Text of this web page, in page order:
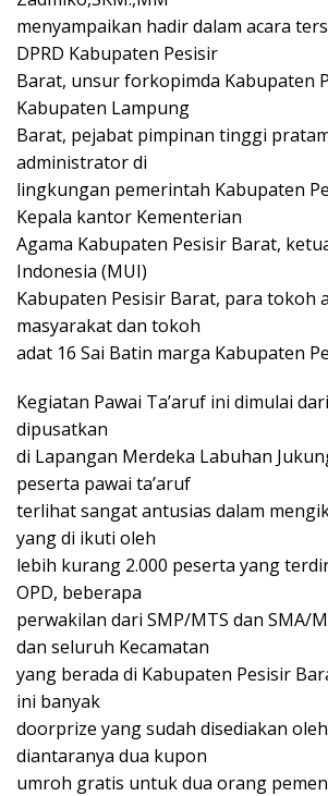
menyampaikan hadir dalam acara
DPRD Kabupaten Pesisir
Barat, unsur forkopimda Kabupaten
Kabupaten Lampung
Barat, pejabat pimpinan tinggi
administrator di
lingkungan pemerintah Kabupaten
Kepala kantor Kementerian
Agama Kabupaten Pesisir Barat,
Indonesia (MUI)
Kabupaten Pesisir Barat, para tokoh
masyarakat dan tokoh
adat 16 Sai Batin marga Kabupaten
Kegiatan Pawai Ta’aruf ini dimulai
dipusatkan
di Lapangan Merdeka Labuhan
peserta pawai ta’aruf
terlihat sangat antusias dalam
yang di ikuti oleh
lebih kurang 2.000 peserta yang
OPD, beberapa
perwakilan dari SMP/MTS dan SMA/
dan seluruh Kecamatan
yang berada di Kabupaten Pesisir
ini banyak
doorprize yang sudah disediakan
diantaranya dua kupon
umroh gratis untuk dua orang